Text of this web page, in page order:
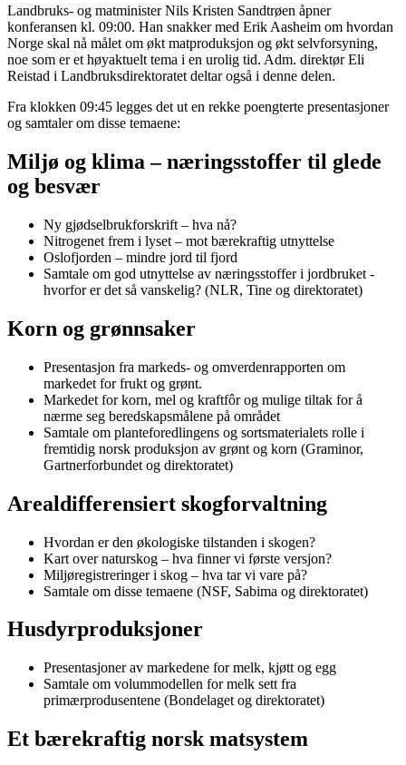
Landbruks- og matminister Nils Kristen Sandtrøen åpner
konferansen kl. 09:00. Han snakker med Erik Aasheim om hvordan
Norge skal nå målet om økt matproduksjon og økt selvforsyning,
noe som er et høyaktuelt tema i en urolig tid. Adm. direktør Eli
Reistad i Landbruksdirektoratet deltar også i denne delen.
Fra klokken 09:45 legges det ut en rekke poengterte presentasjoner
og samtaler om disse temaene:
Miljø og klima – næringsstoffer til glede
og besvær
Ny gjødselbrukforskrift – hva nå?
Nitrogenet frem i lyset – mot bærekraftig utnyttelse
Oslofjorden – mindre jord til fjord
Samtale om god utnyttelse av næringsstoffer i jordbruket -
hvorfor er det så vanskelig? (NLR, Tine og direktoratet)
Korn og grønnsaker
Presentasjon fra markeds- og omverdenrapporten om
markedet for frukt og grønt.
Markedet for korn, mel og kraftfôr og mulige tiltak for å
nærme seg beredskapsmålene på området
Samtale om planteforedlingens og sortsmaterialets rolle i
fremtidig norsk produksjon av grønt og korn (Graminor,
Gartnerforbundet og direktoratet)
Arealdifferensiert skogforvaltning
Hvordan er den økologiske tilstanden i skogen?
Kart over naturskog – hva finner vi første versjon?
Miljøregistreringer i skog – hva tar vi vare på?
Samtale om disse temaene (NSF, Sabima og direktoratet)
Husdyrproduksjoner
Presentasjoner av markedene for melk, kjøtt og egg
Samtale om volummodellen for melk sett fra
primærprodusentene (Bondelaget og direktoratet)
Et bærekraftig norsk matsystem